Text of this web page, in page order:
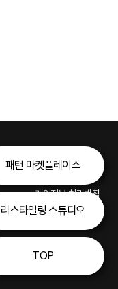
패턴 마켓플레이스
리스타일링 스튜디오
TOP
개인정보 처리방침
이용약관